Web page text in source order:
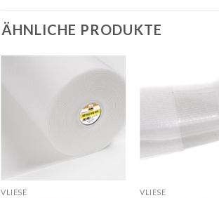
ÄHNLICHE PRODUKTE
Wunschliste
VLIESE VLIESE